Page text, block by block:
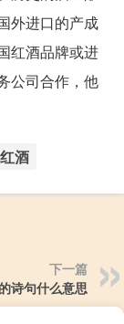
外进口的产成
红酒品牌或进
公司合作，他
红酒
下一篇
诗句什么意思